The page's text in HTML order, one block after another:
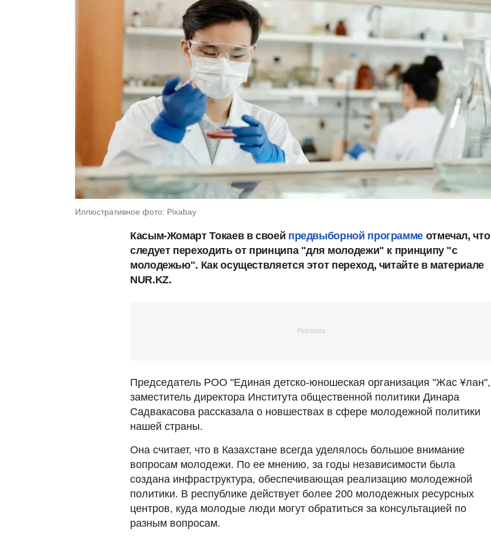
Иллюстративное фото: Pixabay
Касым-Жомарт Токаев в своей предвыборной программе отмечал, что
следует переходить от принципа "для молодежи" к принципу "с
молодежью". Как осуществляется этот переход, читайте в материале
NUR.KZ.
Председатель РОО "Единая детско-юношеская организация "Жас Ұлан",
заместитель директора Института общественной политики Динара
Садвакасова рассказала о новшествах в сфере молодежной политики
нашей страны.
Она считает, что в Казахстане всегда уделялось большое внимание
вопросам молодежи. По ее мнению, за годы независимости была
создана инфраструктура, обеспечивающая реализацию молодежной
политики. В республике действует более 200 молодежных ресурсных
центров, куда молодые люди могут обратиться за консультацией по
разным вопросам.